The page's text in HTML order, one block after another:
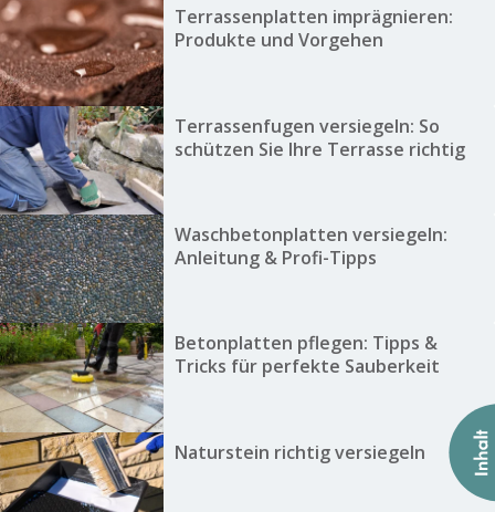
Terrassenplatten imprägnieren:
Produkte und Vorgehen
Terrassenfugen versiegeln: So
schützen Sie Ihre Terrasse richtig
Waschbetonplatten versiegeln:
Anleitung & Profi-Tipps
Betonplatten pflegen: Tipps &
Tricks für perfekte Sauberkeit
Naturstein richtig versiegeln